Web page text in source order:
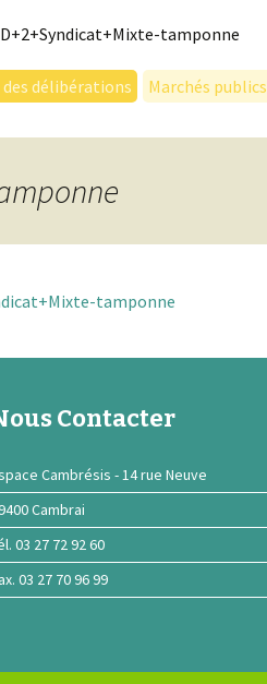
tamponne
délibérations Marchés publics
tamponne
Contacter
Cambrésis - 14 rue Neuve
Cambrai
03 27 72 92 60
03 27 70 96 99